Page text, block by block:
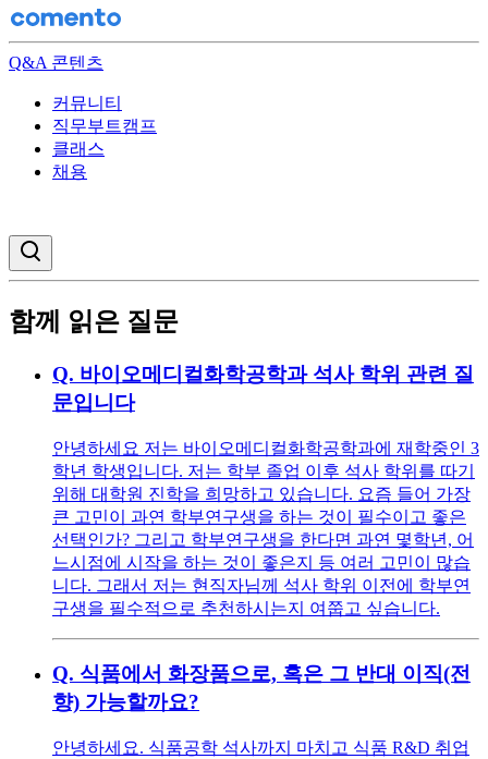
Q&A 콘텐츠
커뮤니티
직무부트캠프
클래스
채용
함께 읽은 질문
Q. 바이오메디컬화학공학과 석사 학위 관련 질
문입니다
안녕하세요 저는 바이오메디컬화학공학과에 재학중인 3
학년 학생입니다. 저는 학부 졸업 이후 석사 학위를 따기
위해 대학원 진학을 희망하고 있습니다. 요즘 들어 가장
큰 고민이 과연 학부연구생을 하는 것이 필수이고 좋은
선택인가? 그리고 학부연구생을 한다면 과연 몇학년, 어
느시점에 시작을 하는 것이 좋은지 등 여러 고민이 많습
니다. 그래서 저는 현직자님께 석사 학위 이전에 학부연
구생을 필수적으로 추천하시는지 여쭙고 싶습니다.
Q. 식품에서 화장품으로, 혹은 그 반대 이직(전
향) 가능할까요?
안녕하세요. 식품공학 석사까지 마치고 식품 R&D 취업